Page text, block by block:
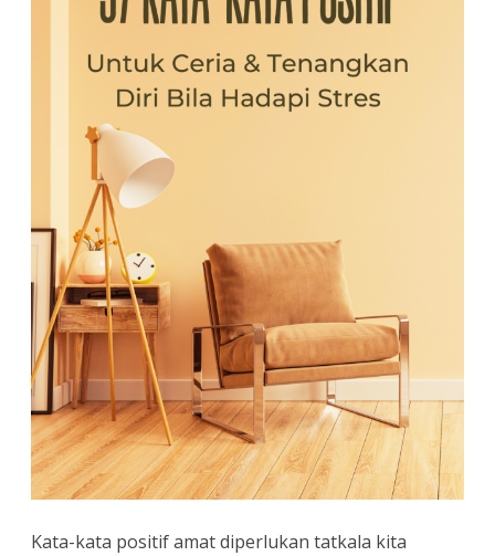
ceria
dan
tenangkan
Kata-kata positif amat diperlukan tatkala kita